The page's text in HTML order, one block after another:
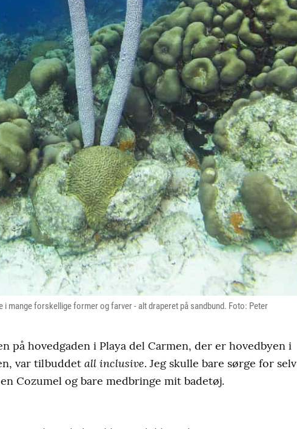
i mange forskellige former og farver - alt draperet på sandbund. Foto: Peter
på hovedgaden i Playa del Carmen, der er hovedbyen i
var tilbuddet all inclusive. Jeg skulle bare sørge for selv
Cozumel og bare medbringe mit badetøj.